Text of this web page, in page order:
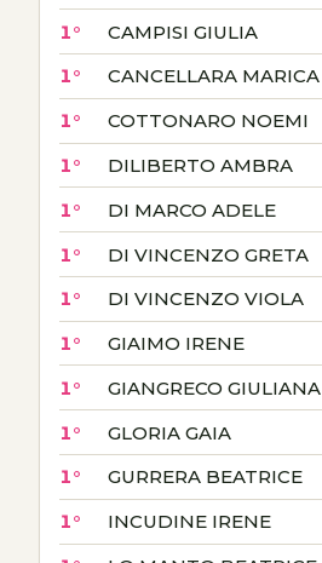
1° CAMPISI GIULIA
1° CANCELLARA MARICA
1° COTTONARO NOEMI
1° DILIBERTO AMBRA
1° DI MARCO ADELE
1° DI VINCENZO GRETA
1° DI VINCENZO VIOLA
1° GIAIMO IRENE
1° GIANGRECO GIULIANA
1° GLORIA GAIA
1° GURRERA BEATRICE
1° INCUDINE IRENE